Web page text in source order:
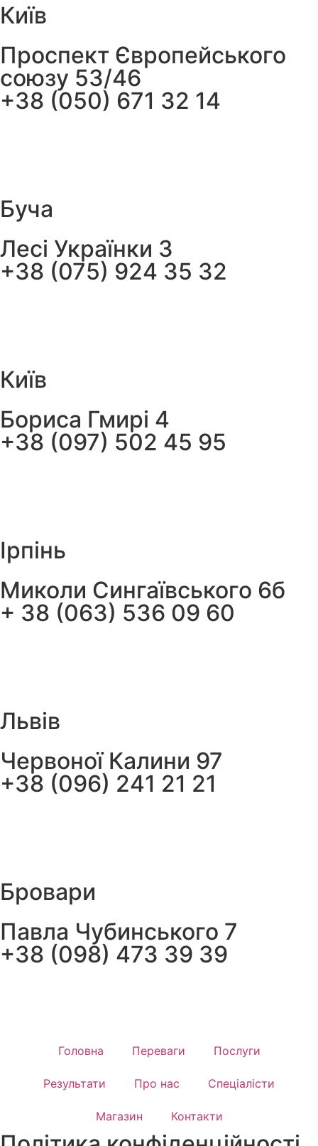
Київ
Проспект Європейського
союзу 53/46
+38 (050) 671 32 14
Буча
Лесі Українки 3
+38 (075) 924 35 32
Київ
Бориса Гмирі 4
+38 (097) 502 45 95
Ірпінь
Миколи Сингаївського 6б
+ 38 (063) 536 09 60
Львів
Червоної Калини 97
+38 (096) 241 21 21
Бровари
Павла Чубинського 7
+38 (098) 473 39 39
Головна Переваги Послуги
Результати Про нас Спеціалісти
Магазин Контакти